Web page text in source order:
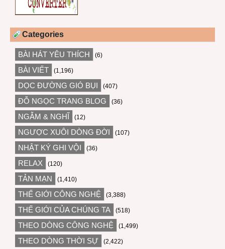
Categories
BÀI HÁT YÊU THÍCH (6)
BÀI VIẾT (1,196)
DỌC ĐƯỜNG GIÓ BỤI (407)
ĐỖ NGỌC TRANG BLOG (36)
NGẪM & NGHĨ (12)
NGƯỢC XUÔI DÒNG ĐỜI (107)
NHẬT KÝ GHI VỘI (36)
RELAX (120)
TẢN MẠN (1,410)
THẾ GIỚI CÔNG NGHỆ (3,388)
THẾ GIỚI CỦA CHÚNG TA (518)
THEO DÒNG CÔNG NGHỆ (1,499)
THEO DÒNG THỜI SỰ (2,422)